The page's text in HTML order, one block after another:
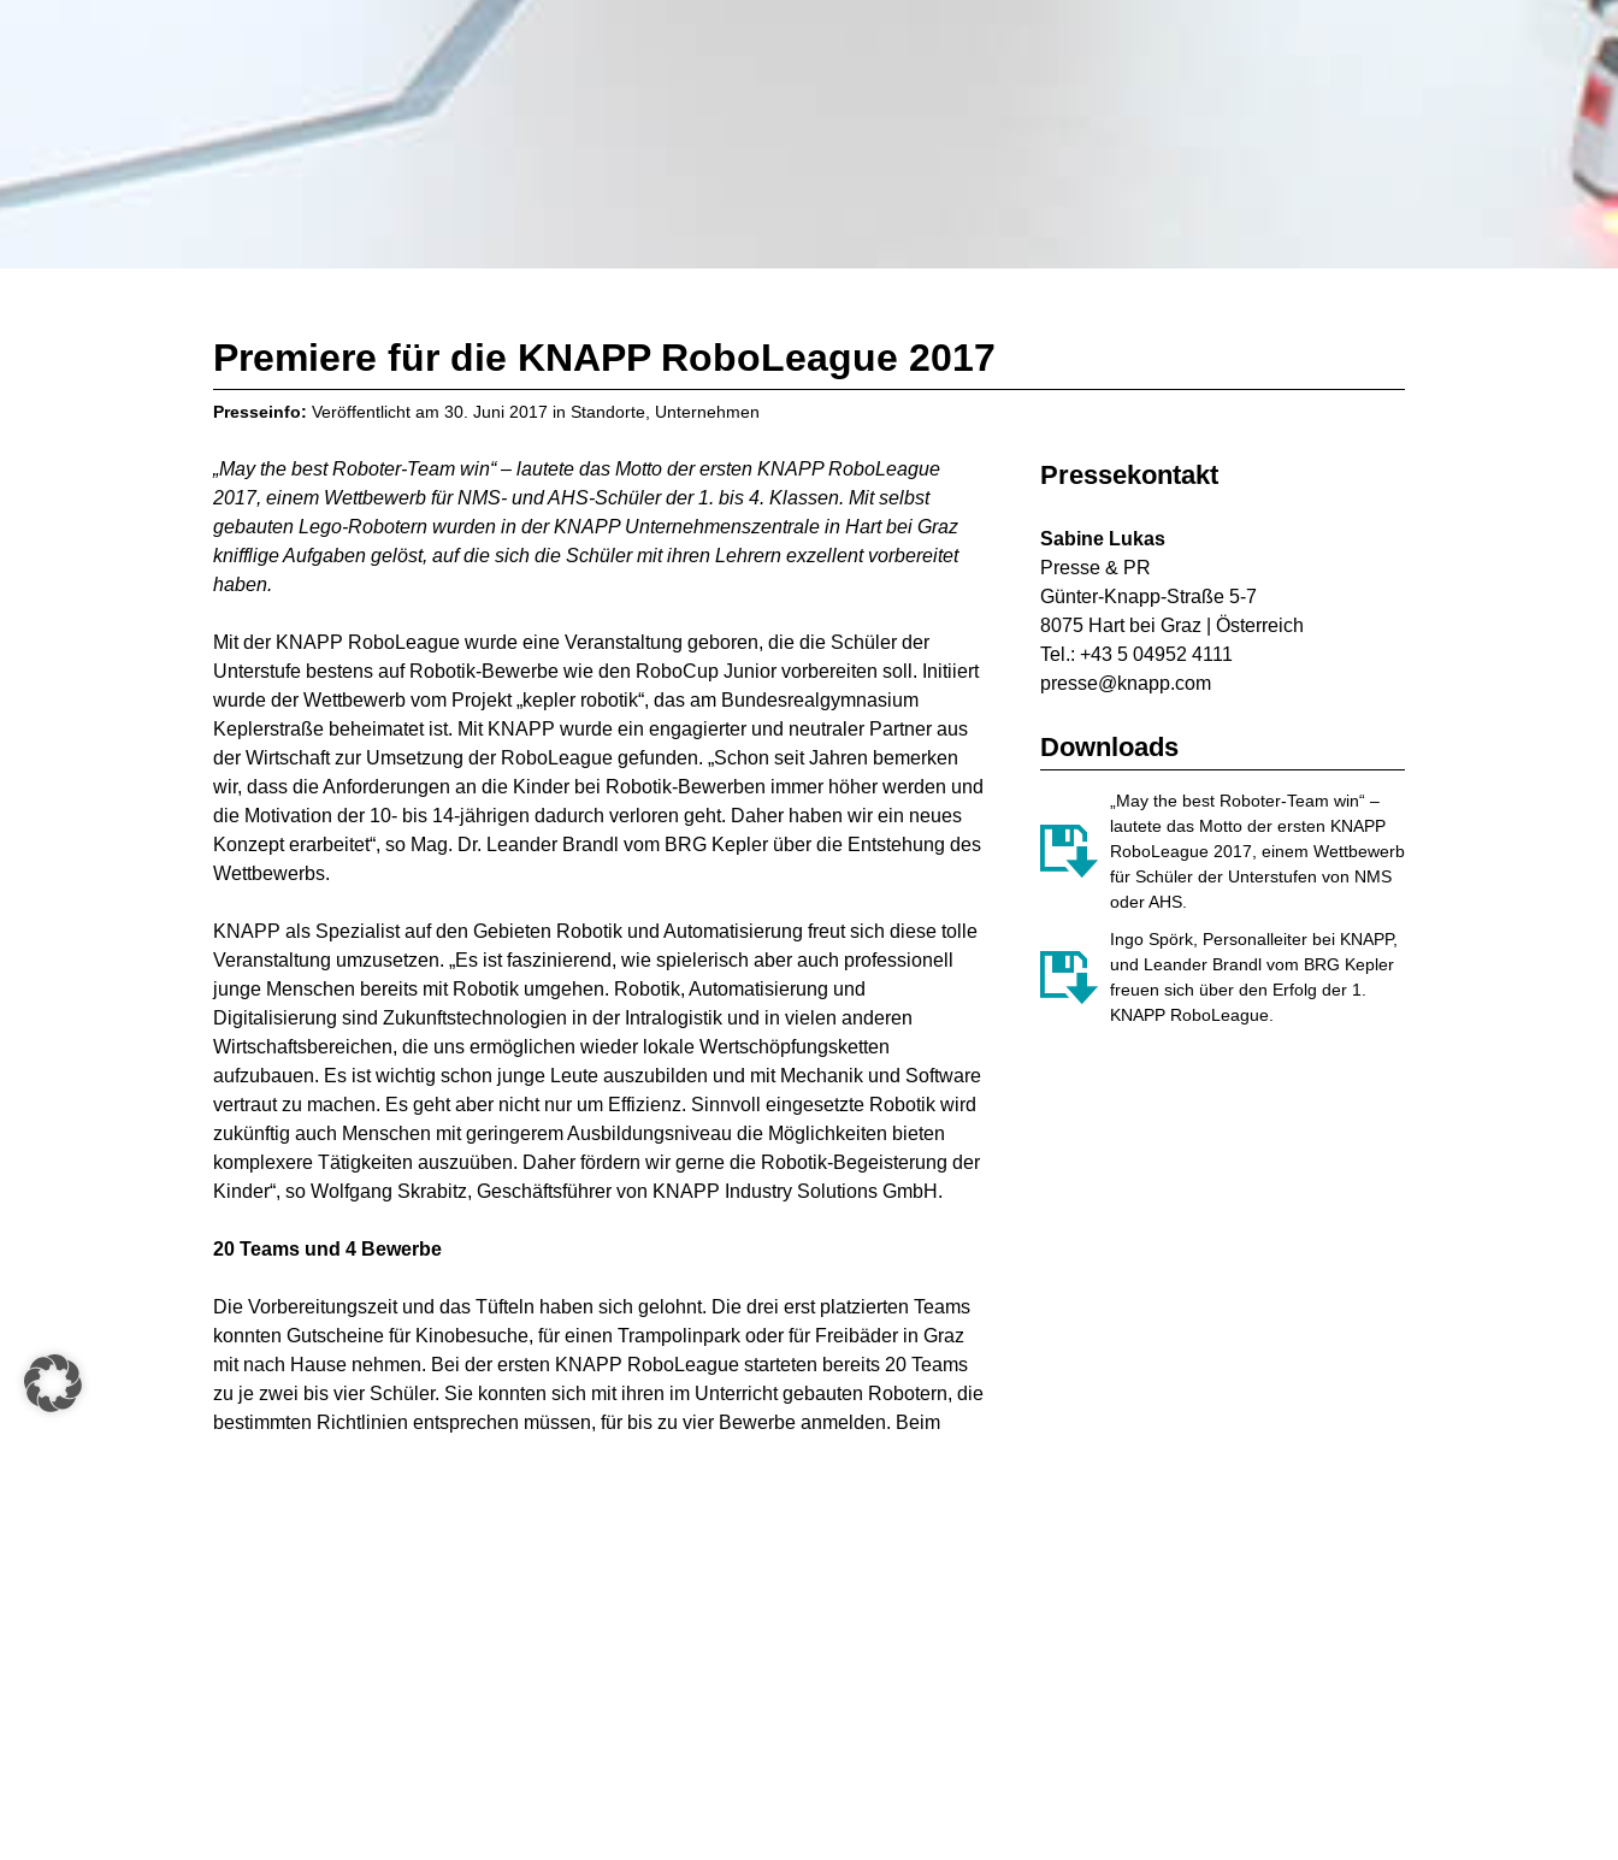
Premiere für die KNAPP RoboLeague 2017
Presseinfo: Veröffentlicht am 30. Juni 2017 in Standorte, Unternehmen
„May the best Roboter-Team win“ – lautete das Motto der ersten KNAPP RoboLeague
2017, einem Wettbewerb für NMS- und AHS-Schüler der 1. bis 4. Klassen. Mit selbst
gebauten Lego-Robotern wurden in der KNAPP Unternehmenszentrale in Hart bei Graz
knifflige Aufgaben gelöst, auf die sich die Schüler mit ihren Lehrern exzellent vorbereitet
haben.
Mit der KNAPP RoboLeague wurde eine Veranstaltung geboren, die die Schüler der
Unterstufe bestens auf Robotik-Bewerbe wie den RoboCup Junior vorbereiten soll. Initiiert
wurde der Wettbewerb vom Projekt „kepler robotik“, das am Bundesrealgymnasium
Keplerstraße beheimatet ist. Mit KNAPP wurde ein engagierter und neutraler Partner aus
der Wirtschaft zur Umsetzung der RoboLeague gefunden. „Schon seit Jahren bemerken
wir, dass die Anforderungen an die Kinder bei Robotik-Bewerben immer höher werden und
die Motivation der 10- bis 14-jährigen dadurch verloren geht. Daher haben wir ein neues
Konzept erarbeitet“, so Mag. Dr. Leander Brandl vom BRG Kepler über die Entstehung des
Wettbewerbs.
KNAPP als Spezialist auf den Gebieten Robotik und Automatisierung freut sich diese tolle
Veranstaltung umzusetzen. „Es ist faszinierend, wie spielerisch aber auch professionell
junge Menschen bereits mit Robotik umgehen. Robotik, Automatisierung und
Digitalisierung sind Zukunftstechnologien in der Intralogistik und in vielen anderen
Wirtschaftsbereichen, die uns ermöglichen wieder lokale Wertschöpfungsketten
aufzubauen. Es ist wichtig schon junge Leute auszubilden und mit Mechanik und Software
vertraut zu machen. Es geht aber nicht nur um Effizienz. Sinnvoll eingesetzte Robotik wird
zukünftig auch Menschen mit geringerem Ausbildungsniveau die Möglichkeiten bieten
komplexere Tätigkeiten auszuüben. Daher fördern wir gerne die Robotik-Begeisterung der
Kinder“, so Wolfgang Skrabitz, Geschäftsführer von KNAPP Industry Solutions GmbH.
20 Teams und 4 Bewerbe
Die Vorbereitungszeit und das Tüfteln haben sich gelohnt. Die drei erst platzierten Teams
konnten Gutscheine für Kinobesuche, für einen Trampolinpark oder für Freibäder in Graz
mit nach Hause nehmen. Bei der ersten KNAPP RoboLeague starteten bereits 20 Teams
zu je zwei bis vier Schüler. Sie konnten sich mit ihren im Unterricht gebauten Robotern, die
bestimmten Richtlinien entsprechen müssen, für bis zu vier Bewerbe anmelden. Beim
Pressekontakt
Sabine Lukas
Presse & PR
Günter-Knapp-Straße 5-7
8075 Hart bei Graz | Österreich
Tel.: +43 5 04952 4111
presse@knapp.com
Downloads
„May the best Roboter-Team win“ –
lautete das Motto der ersten KNAPP
RoboLeague 2017, einem Wettbewerb
für Schüler der Unterstufen von NMS
oder AHS.
Ingo Spörk, Personalleiter bei KNAPP,
und Leander Brandl vom BRG Kepler
freuen sich über den Erfolg der 1.
KNAPP RoboLeague.